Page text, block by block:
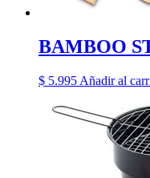
BAMBOO
$ 5.995 Añadir al